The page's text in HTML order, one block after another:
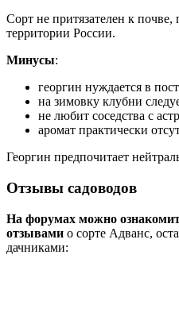
Сорт не притязателен к почве,
территории России.
Минусы:
георгин нуждается в
на зимовку клубни
не любит соседства с
аромат практически
Георгин предпочитает
Отзывы садоводов
На форумах можно
отзывами о сорте Адванс,
дачниками: